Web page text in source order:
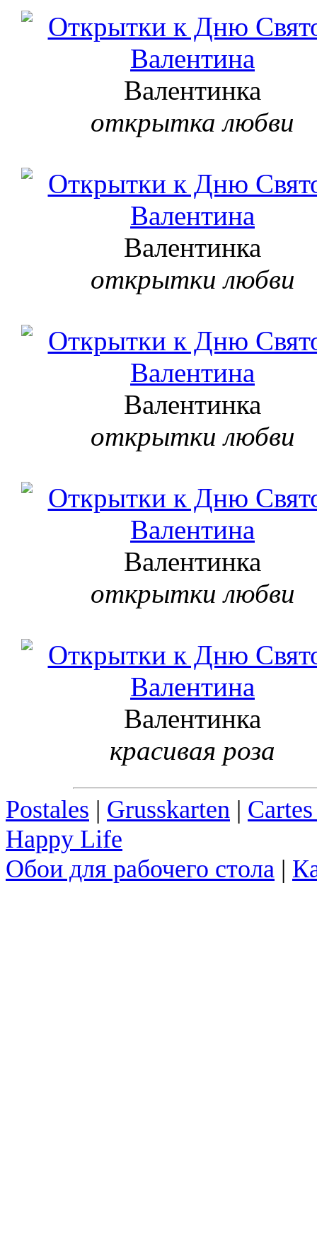
Валентинка
открытка любви
Валентинка
открытки любви
Валентинка
открытки любви
Валентинка
открытки любви
Валентинка
красивая роза
Postales | Grusskarten |
Happy Life
Обои для рабочего стола |